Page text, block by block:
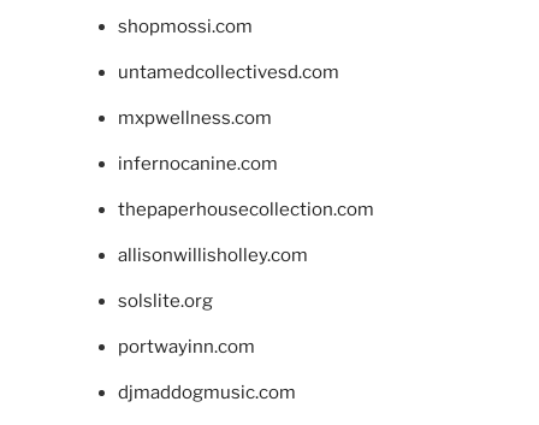
shopmossi.com
untamedcollectivesd.com
mxpwellness.com
infernocanine.com
thepaperhousecollection.com
allisonwillisholley.com
solslite.org
portwayinn.com
djmaddogmusic.com